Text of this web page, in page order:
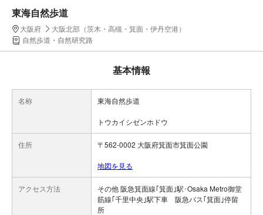
東海自然歩道
大阪府
大阪北部（茨木・高槻・箕面・伊丹空港）
自然歩道・自然研究路
基本情報
名称 東海自然歩道
トウカイシゼンホドウ
住所 〒562-0002 大阪府箕面市箕面公園
地図を見る
アクセス方法
その他 阪急箕面線｢箕面｣駅･Osaka Metro御堂
筋線｢千里中央｣駅下車 阪急バス｢箕面｣停留
所